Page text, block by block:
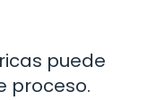
puede
proceso.